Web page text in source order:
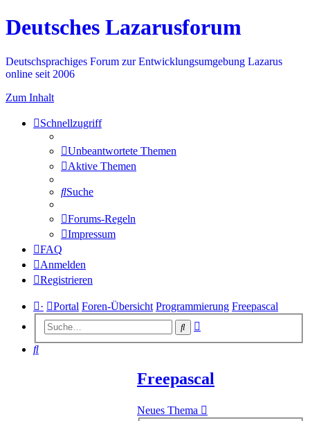
Deutsches Lazarusforum
Deutschsprachiges Forum zur Entwicklungsumgebung Lazarus
online seit 2006
Zum Inhalt
Schnellzugriff
Unbeantwortete Themen
Aktive Themen
Suche
Forums-Regeln
Impressum
FAQ
Anmelden
Registrieren
· Portal Foren-Übersicht Programmierung Freepascal
Suche
Suche
Freepascal
Neues Thema